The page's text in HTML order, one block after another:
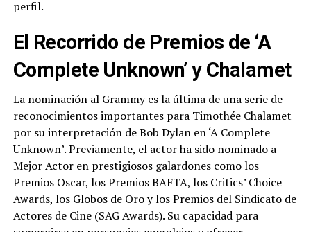
perfil.
El Recorrido de Premios de ‘A
Complete Unknown’ y Chalamet
La nominación al Grammy es la última de una serie de
reconocimientos importantes para Timothée Chalamet
por su interpretación de Bob Dylan en ‘A Complete
Unknown’. Previamente, el actor ha sido nominado a
Mejor Actor en prestigiosos galardones como los
Premios Oscar, los Premios BAFTA, los Critics’ Choice
Awards, los Globos de Oro y los Premios del Sindicato de
Actores de Cine (SAG Awards). Su capacidad para